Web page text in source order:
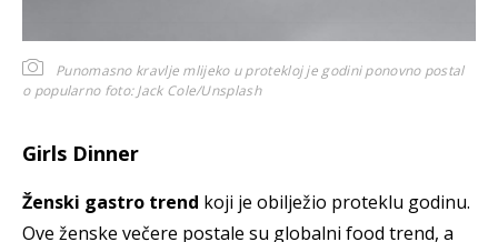
Punomasno kravlje mlijeko u protekloj je godini ponovno postal
o popularno foto: Jack Cole/Unsplash
Girls Dinner
Ženski gastro trend koji je obilježio proteklu godinu.
Ove ženske večere postale su globalni food trend, a